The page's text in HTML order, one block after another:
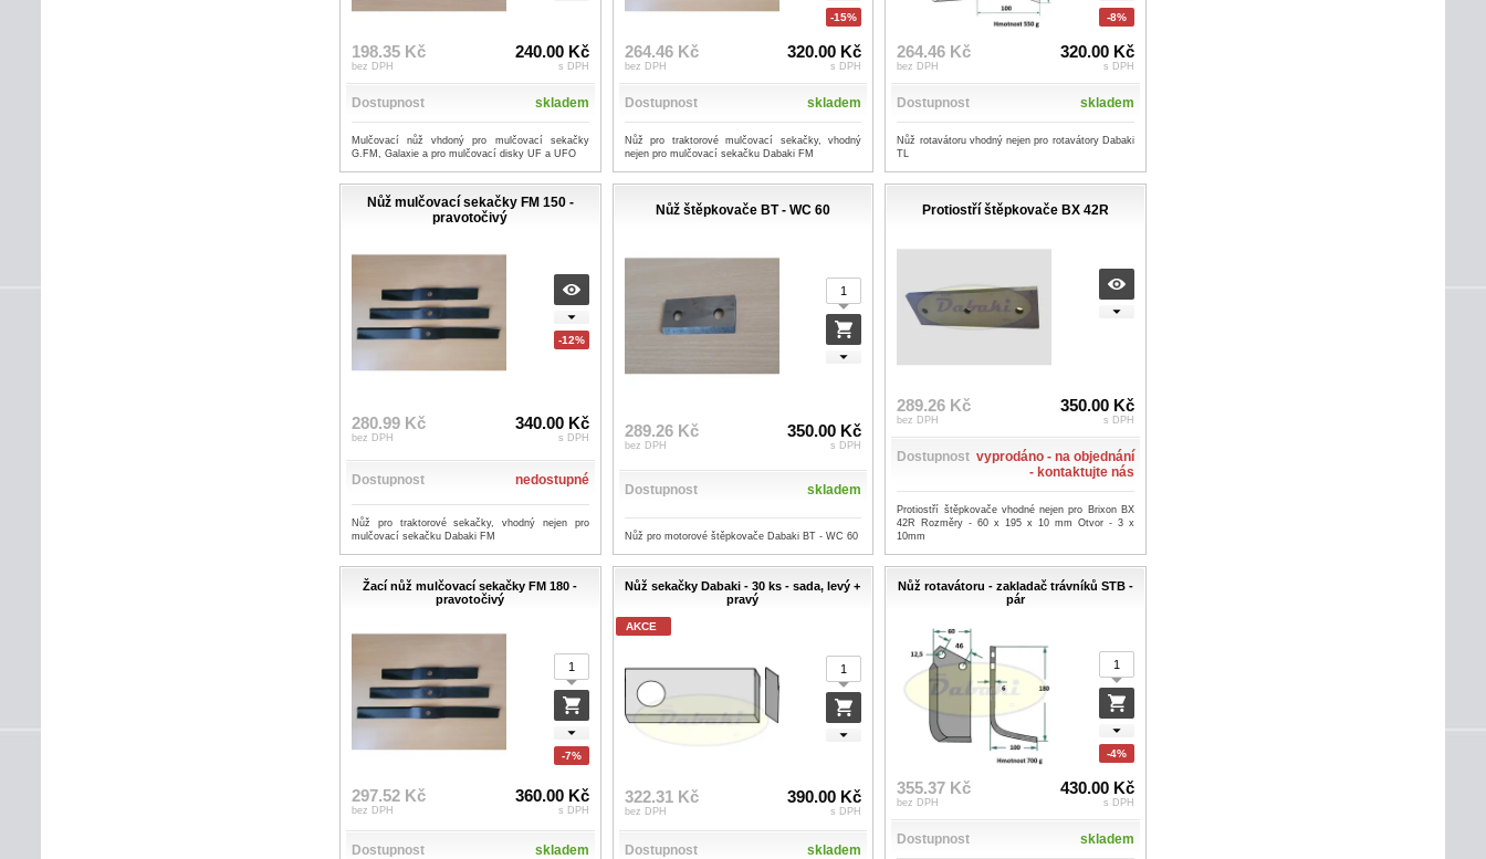
198.35 Kč
bez DPH
240.00 Kč
s DPH
Dostupnost skladem
Mulčovací nůž vhdoný pro mulčovací sekačky
G.FM, Galaxie a pro mulčovací disky UF a UFO
-15%
264.46 Kč
bez DPH
320.00 Kč
s DPH
Dostupnost skladem
Nůž pro traktorové mulčovací sekačky, vhodný
nejen pro mulčovací sekačku Dabaki FM
-8%
264.46 Kč
bez DPH
320.00 Kč
s DPH
Dostupnost skladem
Nůž rotavátoru vhodný nejen pro rotavátory Dabaki
TL
Nůž mulčovací sekačky FM 150 -
pravotočivý
-12%
280.99 Kč
bez DPH
340.00 Kč
s DPH
Dostupnost nedostupné
Nůž pro traktorové sekačky, vhodný nejen pro
mulčovací sekačku Dabaki FM
Nůž štěpkovače BT - WC 60
289.26 Kč
bez DPH
350.00 Kč
s DPH
Dostupnost skladem
Nůž pro motorové štěpkovače Dabaki BT - WC 60
Protiostří štěpkovače BX 42R
289.26 Kč
bez DPH
350.00 Kč
s DPH
Dostupnost vyprodáno - na objednání
- kontaktujte nás
Protiostří štěpkovače vhodné nejen pro Brixon BX
42R Rozměry - 60 x 195 x 10 mm Otvor - 3 x
10mm
Žací nůž mulčovací sekačky FM 180 -
pravotočivý
-7%
297.52 Kč
bez DPH
360.00 Kč
s DPH
Dostupnost skladem
Nůž sekačky Dabaki - 30 ks - sada, levý +
pravý
AKCE
322.31 Kč
bez DPH
390.00 Kč
s DPH
Dostupnost skladem
Nůž rotavátoru - zakladač trávníků STB -
pár
-4%
355.37 Kč
bez DPH
430.00 Kč
s DPH
Dostupnost skladem